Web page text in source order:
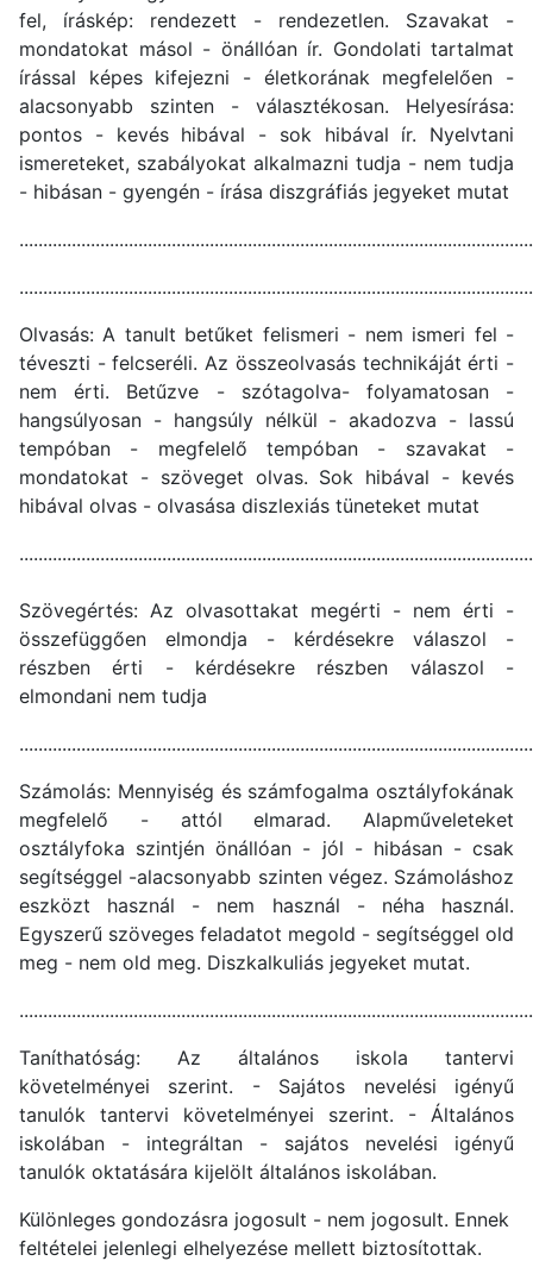
fel, íráskép: rendezett - rendezetlen. Szavakat -
mondatokat másol - önállóan ír. Gondolati tartalmat
írással képes kifejezni - életkorának megfelelően -
alacsonyabb szinten - választékosan. Helyesírása:
pontos - kevés hibával - sok hibával ír. Nyelvtani
ismereteket, szabályokat alkalmazni tudja - nem tudja
- hibásan - gyengén - írása diszgráfiás jegyeket mutat
Olvasás: A tanult betűket felismeri - nem ismeri fel -
téveszti - felcseréli. Az összeolvasás technikáját érti -
nem érti. Betűzve - szótagolva- folyamatosan -
hangsúlyosan - hangsúly nélkül - akadozva - lassú
tempóban - megfelelő tempóban - szavakat -
mondatokat - szöveget olvas. Sok hibával - kevés
hibával olvas - olvasása diszlexiás tüneteket mutat
Szövegértés: Az olvasottakat megérti - nem érti -
összefüggően elmondja - kérdésekre válaszol -
részben érti - kérdésekre részben válaszol -
elmondani nem tudja
Számolás: Mennyiség és számfogalma osztályfokának
megfelelő - attól elmarad. Alapműveleteket
osztályfoka szintjén önállóan - jól - hibásan - csak
segítséggel -alacsonyabb szinten végez. Számoláshoz
eszközt használ - nem használ - néha használ.
Egyszerű szöveges feladatot megold - segítséggel old
meg - nem old meg. Diszkalkuliás jegyeket mutat.
Taníthatóság: Az általános iskola tantervi
követelményei szerint. - Sajátos nevelési igényű
tanulók tantervi követelményei szerint. - Általános
iskolában - integráltan - sajátos nevelési igényű
tanulók oktatására kijelölt általános iskolában.
Különleges gondozásra jogosult - nem jogosult. Ennek
feltételei jelenlegi elhelyezése mellett biztosítottak.